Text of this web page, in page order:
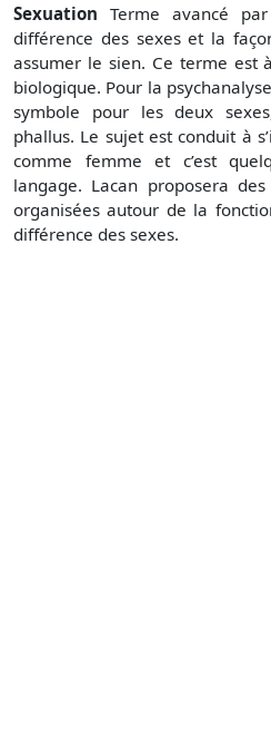
Sexuation Terme avancé
différence des sexes et la
assumer le sien. Ce terme est
biologique. Pour la
symbole pour les deux
phallus. Le sujet est conduit à
comme femme et c’est
langage. Lacan proposera
organisées autour de la
différence des sexes.